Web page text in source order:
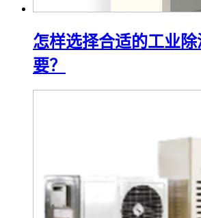
怎样选择合适的工业
要？